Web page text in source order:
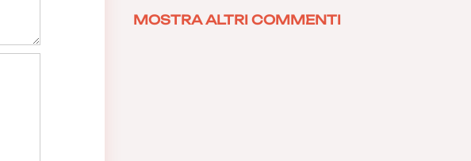
MOSTRA ALTRI COMMENTI